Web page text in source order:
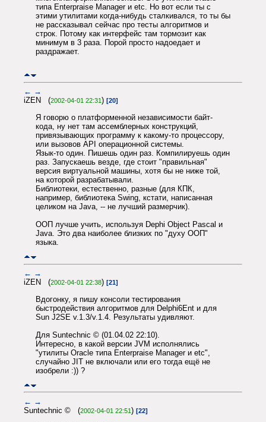
типа Enterpraise Manager и etc. Но вот если ты с
этими утилитами когда-нибудь сталкивался, то ты бы
не рассказывал сейчас про тесты алгоритмов и
строк. Потому как интерфейс там тормозит как
минимум в 3 раза. Порой просто надоедает и
раздражает.
← →
iZEN (2002-04-01 22:31 ) [20]
Я говорю о платформенной независимости байт-
кода, ну нет там ассемблерных конструкций,
привязывающих программу к какому-то процессору,
или вызовов API операционной системы.
Язык-то один. Пишешь один раз. Компилируешь один
раз. Запускаешь везде, где стоит "правильная"
версия виртуальной машины, хотя бы не ниже той,
на которой разрабатывали.
Библиотеки, естественно, разные (для КПК,
например, библиотека Swing, кстати, написанная
целиком на Java, -- не лучший размерчик).
ООП лучше учить, используя Dephi Object Pascal и
Java. Это два наиболее близких по "духу ООП"
языка.
← →
iZEN (2002-04-01 22:38) [21]
Вдогонку, я пишу консоли тестирования
быстродействия алгоритмов для Delphi6Ent и для
Sun J2SE v.1.3/v.1.4. Результаты удивляют.
Для Suntechnic © (01.04.02 22:10).
Интересно, в какой версии JVM исполнялись
"утилиты Oracle типа Enterpraise Manager и etc",
случайно JIT не включали или его тогда ещё не
изобрели :)) ?
← →
Suntechnic © (2002-04-01 22:51) [22]